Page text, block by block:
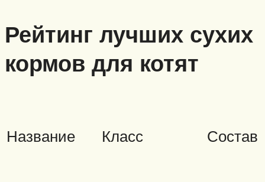
Рейтинг лучших сухих
кормов для котят
Название Класс Состав